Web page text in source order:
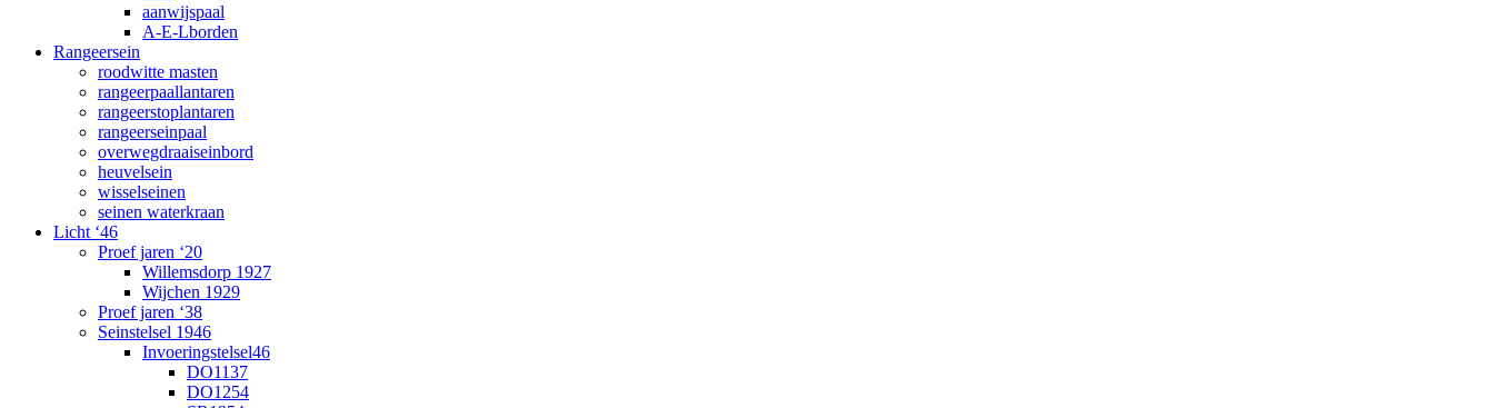
aanwijspaal
A-E-Lborden
Rangeersein
roodwitte masten
rangeerpaallantaren
rangeerstoplantaren
rangeerseinpaal
overwegdraaiseinbord
heuvelsein
wisselseinen
seinen waterkraan
Licht ‘46
Proef jaren ‘20
Willemsdorp 1927
Wijchen 1929
Proef jaren ‘38
Seinstelsel 1946
Invoeringstelsel46
DO1137
DO1254